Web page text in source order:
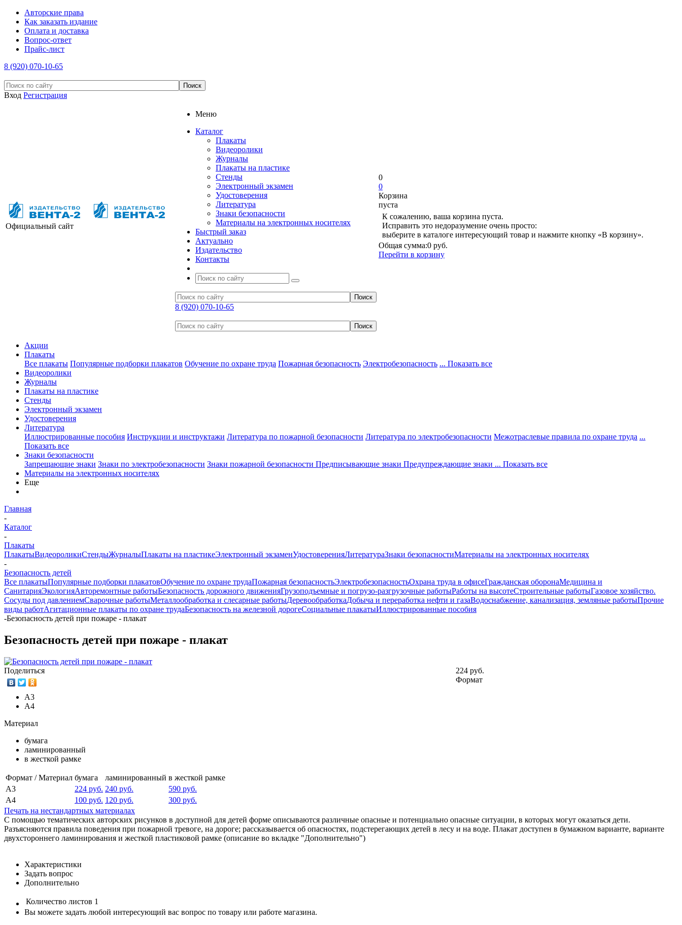
Авторские права
Как заказать издание
Оплата и доставка
Вопрос-ответ
Прайс-лист
8 (920) 070-10-65
Вход Регистрация
Официальный сайт
Меню
Каталог
Плакаты
Видеоролики
Журналы
Плакаты на пластике
Стенды
Электронный экзамен
Удостоверения
Литература
Знаки безопасности
Материалы на электронных носителях
Быстрый заказ
Актуально
Издательство
Контакты
8 (920) 070-10-65
0
0
Корзина
пуста
К сожалению, ваша корзина пуста.
Исправить это недоразумение очень просто:
выберите в каталоге интересующий товар и нажмите кнопку «В корзину».
Общая сумма:0 руб.
Перейти в корзину
Акции
Плакаты
Все плакаты Популярные подборки плакатов Обучение по охране труда Пожарная безопасность Электробезопасность ... Показать все
Видеоролики
Журналы
Плакаты на пластике
Стенды
Электронный экзамен
Удостоверения
Литература
Иллюстрированные пособия Инструкции и инструктажи Литература по пожарной безопасности Литература по электробезопасности Межотраслевые правила по охране труда ...
Показать все
Знаки безопасности
Запрещающие знаки Знаки по электробезопасности Знаки пожарной безопасности Предписывающие знаки Предупреждающие знаки ... Показать все
Материалы на электронных носителях
Еще
Главная
-
Каталог
-
Плакаты
ПлакатыВидеороликиСтендыЖурналыПлакаты на пластикеЭлектронный экзаменУдостоверенияЛитератураЗнаки безопасностиМатериалы на электронных носителях
-
Безопасность детей
Все плакатыПопулярные подборки плакатовОбучение по охране трудаПожарная безопасностьЭлектробезопасностьОхрана труда в офисеГражданская оборонаМедицина и
СанитарияЭкологияАвторемонтные работыБезопасность дорожного движенияГрузоподъемные и погрузо-разгрузочные работыРаботы на высотеСтроительные работыГазовое хозяйство.
Сосуды под давлениемСварочные работыМеталлообработка и слесарные работыДеревообработкаДобыча и переработка нефти и газаВодоснабжение, канализация, земляные работыПрочие
виды работАгитационные плакаты по охране трудаБезопасность на железной дорогеСоциальные плакатыИллюстрированные пособия
-Безопасность детей при пожаре - плакат
Безопасность детей при пожаре - плакат
Поделиться
224 руб.
Формат
А3
А4
Материал
бумага
ламинированный
в жесткой рамке
Формат / Материал бумага ламинированный в жесткой рамке
А3
224 руб. 240 руб.
590 руб.
А4
100 руб. 120 руб.
300 руб.
Печать на нестандартных материалах
С помощью тематических авторских рисунков в доступной для детей форме описываются различные опасные и потенциально опасные ситуации, в которых могут оказаться дети.
Разъясняются правила поведения при пожарной тревоге, на дороге; рассказывается об опасностях, подстерегающих детей в лесу и на воде. Плакат доступен в бумажном варианте, варианте
двухстороннего ламинирования и жесткой пластиковой рамке (описание во вкладке "Дополнительно")
Характеристики
Задать вопрос
Дополнительно
Количество листов 1
Вы можете задать любой интересующий вас вопрос по товару или работе магазина.